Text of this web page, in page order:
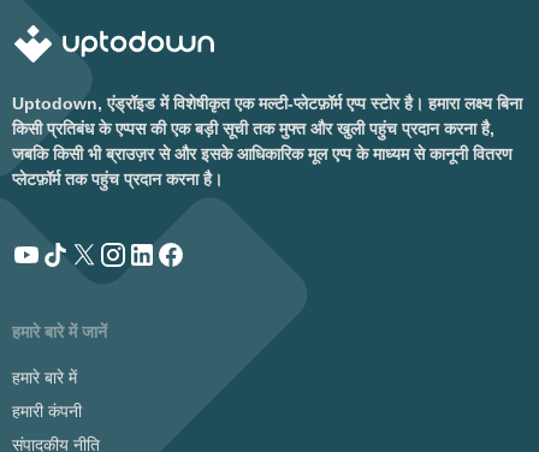
Uptodown, एंड्रॉइड में विशेषीकृत एक मल्टी-प्लेटफ़ॉर्म एप्प स्टोर है। हमारा लक्ष्य बिना
किसी प्रतिबंध के एप्पस की एक बड़ी सूची तक मुफ्त और खुली पहुंच प्रदान करना है,
जबकि किसी भी ब्राउज़र से और इसके आधिकारिक मूल एप्प के माध्यम से कानूनी वितरण
प्लेटफ़ॉर्म तक पहुंच प्रदान करना है।
हमारे बारे में जानें
हमारे बारे में
हमारी कंपनी
संपादकीय नीति